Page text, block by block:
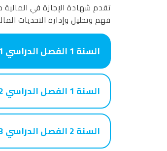
تقدم شهادة الإجازة في المالية
فهم وتحليل وإدارة التحديات
السنة 1 الفصل الدراسي 1
السنة 1 الفصل الدراسي 2
السنة 2 الفصل الدراسي 3